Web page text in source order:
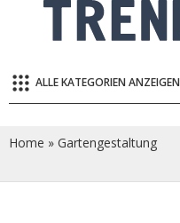
ALLE KATEGORIEN ANZEIGEN
Home » Gartengestaltung